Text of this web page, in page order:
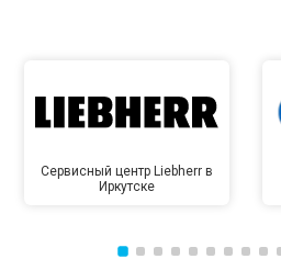
Сервисный центр Liebherr в
Иркутске